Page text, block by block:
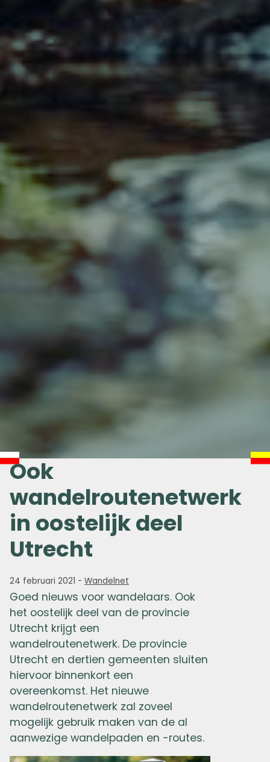
Ook
wandelroutenetwerk
in oostelijk deel
Utrecht
24 februari 2021 - Wandelnet
Goed nieuws voor wandelaars. Ook
het oostelijk deel van de provincie
Utrecht krijgt een
wandelroutenetwerk. De provincie
Utrecht en dertien gemeenten sluiten
hiervoor binnenkort een
overeenkomst. Het nieuwe
wandelroutenetwerk zal zoveel
mogelijk gebruik maken van de al
aanwezige wandelpaden en -routes.